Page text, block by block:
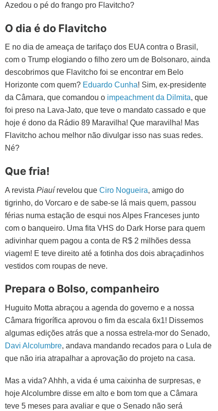
Azedou o pé do frango pro Flavitcho?
O dia é do Flavitcho
E no dia de ameaça de tarifaço dos EUA contra o Brasil,
com o Trump elogiando o filho zero um de Bolsonaro, ainda
descobrimos que Flavitcho foi se encontrar em Belo
Horizonte com quem? Eduardo Cunha! Sim, ex-presidente
da Câmara, que comandou o impeachment da Dilmita, que
foi preso na Lava-Jato, que teve o mandato cassado e que
hoje é dono da Rádio 89 Maravilha! Que maravilha! Mas
Flavitcho achou melhor não divulgar isso nas suas redes.
Né?
Que fria!
A revista Piauírevelou que Ciro Nogueira, amigo do
tigrinho, do Vorcaro e de sabe-se lá mais quem, passou
férias numa estação de esqui nos Alpes Franceses junto
com o banqueiro. Uma fita VHS do Dark Horse para quem
adivinhar quem pagou a conta de R$ 2 milhões dessa
viagem! E teve direito até a fotinha dos dois abraçadinhos
vestidos com roupas de neve.
Prepara o Bolso, companheiro
Huguito Motta abraçou a agenda do governo e a nossa
Câmara frigorífica aprovou o fim da escala 6x1! Dissemos
algumas edições atrás que a nossa estrela-mor do Senado,
Davi Alcolumbre, andava mandando recados para o Lula de
que não iria atrapalhar a aprovação do projeto na casa.
Mas a vida? Ahhh, a vida é uma caixinha de surpresas, e
hoje Alcolumbre disse em alto e bom tom que a Câmara
teve 5 meses para avaliar e que o Senado não será